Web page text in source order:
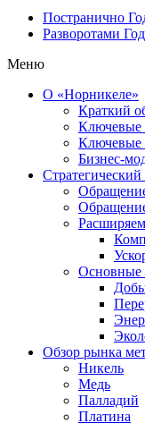
Постранично
Разворотами
Меню
О «Норникеле»
Краткий
Ключевые
Ключевые
Бизнес-
Стратегический
Основные
Обзор рынка
Никель
Медь
Палладий
Платина